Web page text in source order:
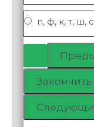
п, ф, к, т, ш, с